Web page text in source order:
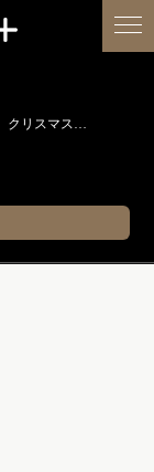
deco+（デコプラス）はプリザーブドフラワーから造花、クリスマス装飾、イルミネーションに至るまで扱う広島のディスプレイ専門ショップです。